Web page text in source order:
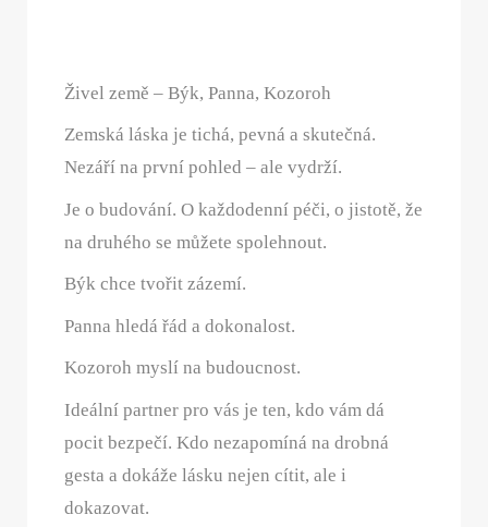
Živel země – Býk, Panna, Kozoroh
Zemská láska je tichá, pevná a skutečná.
Nezáří na první pohled – ale vydrží.
Je o budování. O každodenní péči, o jistotě, že
na druhého se můžete spolehnout.
Býk chce tvořit zázemí.
Panna hledá řád a dokonalost.
Kozoroh myslí na budoucnost.
Ideální partner pro vás je ten, kdo vám dá
pocit bezpečí. Kdo nezapomíná na drobná
gesta a dokáže lásku nejen cítit, ale i
dokazovat.